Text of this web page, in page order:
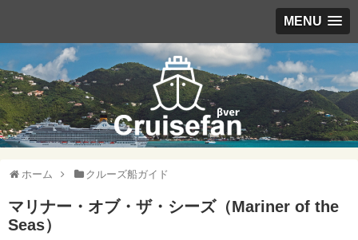
MENU
ホーム クルーズ船ガイド
マリナー・オブ・ザ・シーズ（Mariner of the
Seas）